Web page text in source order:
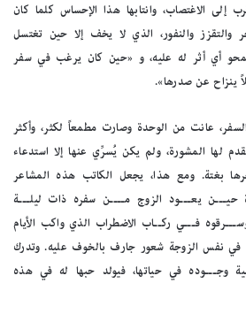
إلى الاغتصاب، وانتابها هذا الإحساس كلما كان
والنفور، الذي لا يخف إلا حين تغتسل
أي أثر له عليه، و «حين كان يرغب في سفر
ينزاح عن صدرها».
عانت من الوحدة وصارت مطمعاً لكثر، وأكثر
لها المشورة، ولم يكن يُسرِّي عنها إلا استدعاء
بغتة. ومع هذا، يجعل الكاتب هذه المشاعر
حيـــن يعـــود الزوج مــــن سفره ذات ليلـــة
فـــي ركــاب الاضطراب الذي واكب الأيام
فيولد في نفس الزوجة شعور جارف بالخوف عليه. وتدرك
وجـــوده في حياتها، فيولد حبها له في هذه